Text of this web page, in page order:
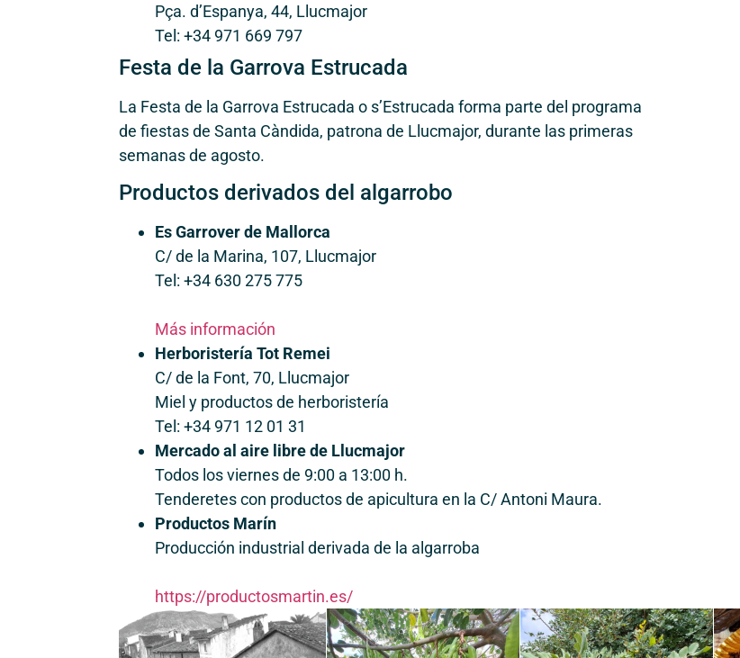
Pça. d’Espanya, 44, Llucmajor
Tel: +34 971 669 797
Festa de la Garrova Estrucada
La Festa de la Garrova Estrucada o s’Estrucada forma parte del programa
de fiestas de Santa Càndida, patrona de Llucmajor, durante las primeras
semanas de agosto.
Productos derivados del algarrobo
Es Garrover de Mallorca
C/ de la Marina, 107, Llucmajor
Tel: +34 630 275 775
Más información
Herboristería Tot Remei
C/ de la Font, 70, Llucmajor
Miel y productos de herboristería
Tel: +34 971 12 01 31
Mercado al aire libre de Llucmajor
Todos los viernes de 9:00 a 13:00 h.
Tenderetes con productos de apicultura en la C/ Antoni Maura.
Productos Marín
Producción industrial derivada de la algarroba
https://productosmartin.es/